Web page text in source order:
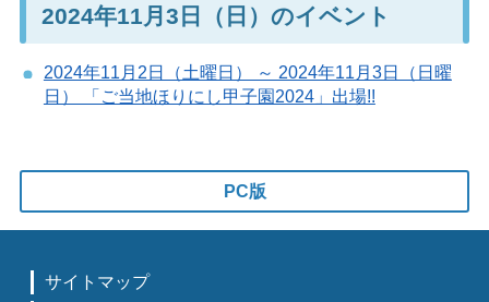
2024年11月3日（日）のイベント
2024年11月2日（土曜日） ～ 2024年11月3日（日曜
日） 「ご当地ほりにし甲子園2024」出場!!
PC版
サイトマップ